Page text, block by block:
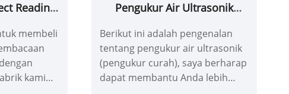
Reading
membeli
kami
Pengukur Air Ultrasonik
Berikut ini adalah pengenalan
tentang pengukur air ultrasonik
(pengukur curah), saya berharap
dapat membantu Anda lebih